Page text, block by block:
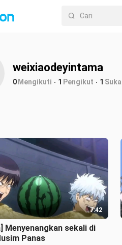
weixiaodeyintama
0Mengikuti 1 Pengikut 1 Suka
7:42
Menyenangkan sekali di
Panas